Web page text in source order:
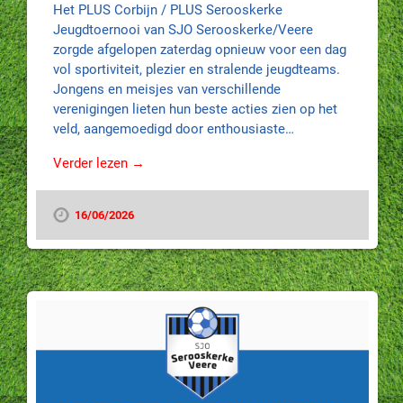
Het PLUS Corbijn / PLUS Serooskerke
Jeugdtoernooi van SJO Serooskerke/Veere
zorgde afgelopen zaterdag opnieuw voor een dag
vol sportiviteit, plezier en stralende jeugdteams.
Jongens en meisjes van verschillende
verenigingen lieten hun beste acties zien op het
veld, aangemoedigd door enthousiaste…
Verder lezen →
16/06/2026